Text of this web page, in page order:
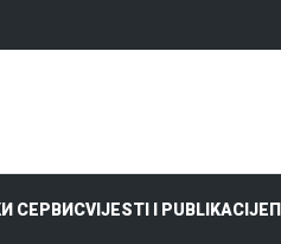
СЕРВИСVIJESTI I PUBLIKACIJE